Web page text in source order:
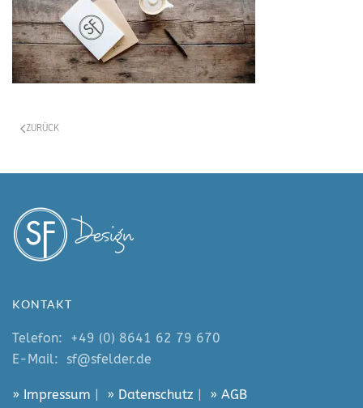
ZURÜCK
KONTAKT
Telefon:
+49 (0) 8641 62 79 670
E-Mail:
sf@sfelder.de
» Impressum | » Datenschutz | » AGB